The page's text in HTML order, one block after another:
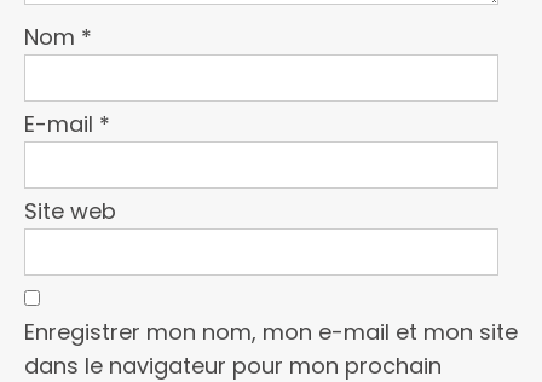
Nom *
E-mail *
Site web
Enregistrer mon nom, mon e-mail et mon site
dans le navigateur pour mon prochain